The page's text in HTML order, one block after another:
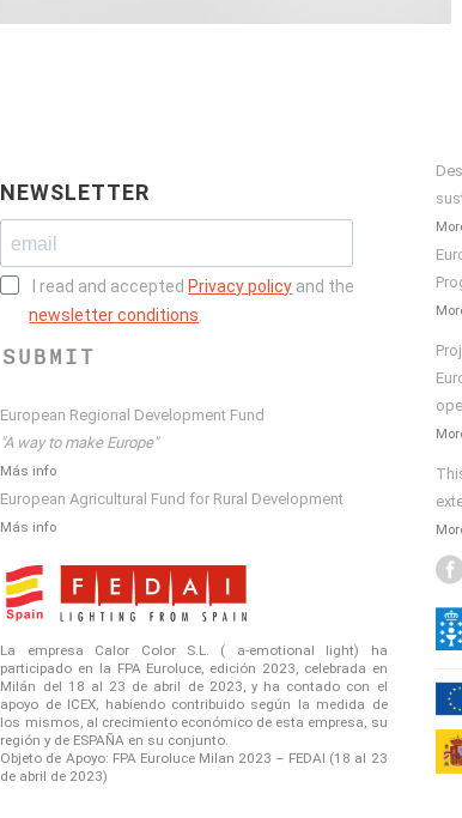
NEWSLETTER
I read and accepted Privacy policy and the
newsletter conditions.
SUBMIT
European Regional Development Fund
"A way to make Europe"
Más info
European Agricultural Fund for Rural Development
Más info
La empresa Calor Color S.L. ( a-emotional light) ha
participado en la FPA Euroluce, edición 2023, celebrada en
Milán del 18 al 23 de abril de 2023, y ha contado con el
apoyo de ICEX, habiendo contribuido según la medida de
los mismos, al crecimiento económico de esta empresa, su
región y de ESPAÑA en su conjunto.
Objeto de Apoyo: FPA Euroluce Milan 2023 – FEDAI (18 al 23
de abril de 2023)